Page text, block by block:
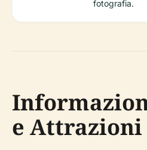
fotografia.
e Attrazioni